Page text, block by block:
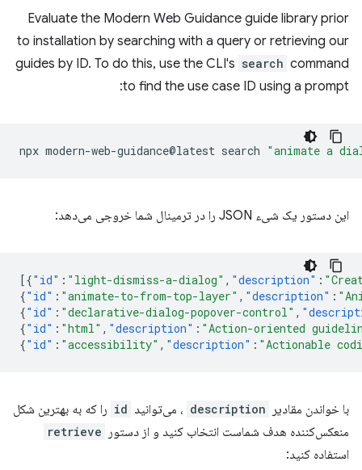
Evaluate the Modern Web Guidance guide library prior
to installation by searching with a query or retrieving our
guides by ID. To do this, use the CLI's search command
to find the use case ID using a prompt:
npx modern-web-guidance@latest search "animate a
این دستور یک شیء JSON را در ترمینال شما خروجی می‌دهد:
[{"id" : "light-dismiss-a-dialog" , "description" :
{"id" : "animate-to-from-top-layer" , "description" :
{"id" : "declarative-dialog-popover-control" ,
{"id" : "html" , "description" : "Action-oriented
{"id" : "accessibility" , "description" : "Actionable
با خواندن مقادیر description ، می‌توانید id را که به بهترین شکل
منعکس‌کننده هدف شماست انتخاب کنید و از دستور
retrieve
استفاده کنید: